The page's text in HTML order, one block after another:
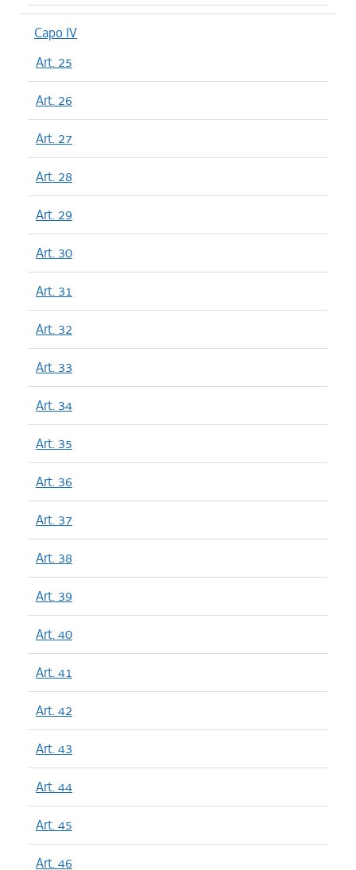
Capo IV
Art. 25
Art. 26
Art. 27
Art. 28
Art. 29
Art. 30
Art. 31
Art. 32
Art. 33
Art. 34
Art. 35
Art. 36
Art. 37
Art. 38
Art. 39
Art. 40
Art. 41
Art. 42
Art. 43
Art. 44
Art. 45
Art. 46